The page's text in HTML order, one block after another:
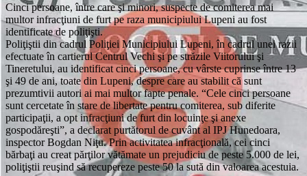
Cinci persoane, între care şi minori, suspecte de comiterea mai
multor infracţiuni de furt pe raza municipiului Lupeni au fost
identificate de poliţişti.
Poliţiştii din cadrul Poliţiei Municipiului Lupeni, în cadrul unei razii
efectuate în cartierul Centrul Vechi şi pe străzile Viitorului şi
Tineretului, au identificat cinci persoane, cu vârste cuprinse între 13
şi 49 de ani, toate din Lupeni, despre care au stabilit că sunt
prezumtivii autori ai mai multor fapte penale. “Cele cinci persoane
sunt cercetate în stare de libertate pentru comiterea, sub diferite
participaţii, a opt infracţiuni de furt din locuinţe şi anexe
gospodăreşti”, a declarat purtătorul de cuvânt al IPJ Hunedoara,
inspector Bogdan Niţu. Prin activitatea infracţională, cei cinci
bărbaţi au creat părţilor vătămate un prejudiciu de peste 5.000 de lei,
poliţiştii reuşind să recupereze peste 50 la sută din valoarea acestuia.